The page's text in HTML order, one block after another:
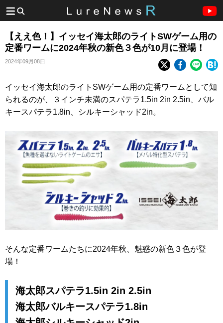
【ええ色！】イッセイ海太郎のライトSWゲーム用の
定番ワームに2024年秋の新色３色が10月に登場！
2024年09月08日
イッセイ海太郎のライトSWゲーム用の定番ワームとして知
られるのが、３インチ未満のスパテラ1.5in 2in 2.5in、バル
キースパテラ1.8in、シルキーシャッド2in。
そんな定番ワームたちに2024年秋、魅惑の新色３色が登
場！
海太郎スパテラ1.5in 2in 2.5in
海太郎バルキースパテラ1.8in